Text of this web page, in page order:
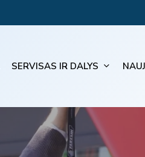
SERVISAS IR DALYS